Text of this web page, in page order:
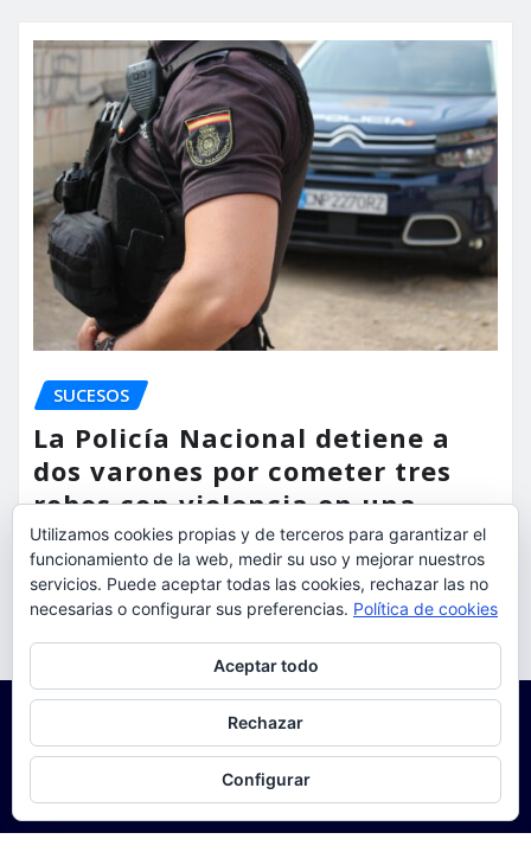
SUCESOS
La Policía Nacional detiene a
dos varones por cometer tres
robos con violencia en una
misma mañana
torrent al dia Ago 7, 2026
Utilizamos cookies propias y de terceros para garantizar el
funcionamiento de la web, medir su uso y mejorar nuestros
servicios. Puede aceptar todas las cookies, rechazar las no
necesarias o configurar sus preferencias. Política de cookies
Aceptar todo
Rechazar
Configurar
Para obtener más información, incluido cómo gestionar las cookies,